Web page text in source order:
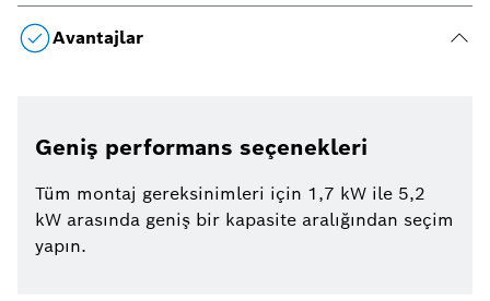
Avantajlar
Geniş performans seçenekleri
Tüm montaj gereksinimleri için 1,7 kW ile 5,2
kW arasında geniş bir kapasite aralığından seçim
yapın.